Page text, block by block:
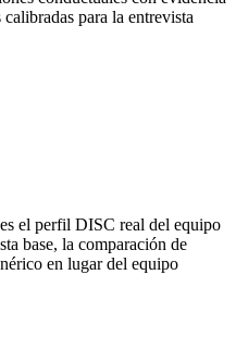
para la entrevista
el perfil DISC real del equipo
base, la comparación de
en lugar del equipo